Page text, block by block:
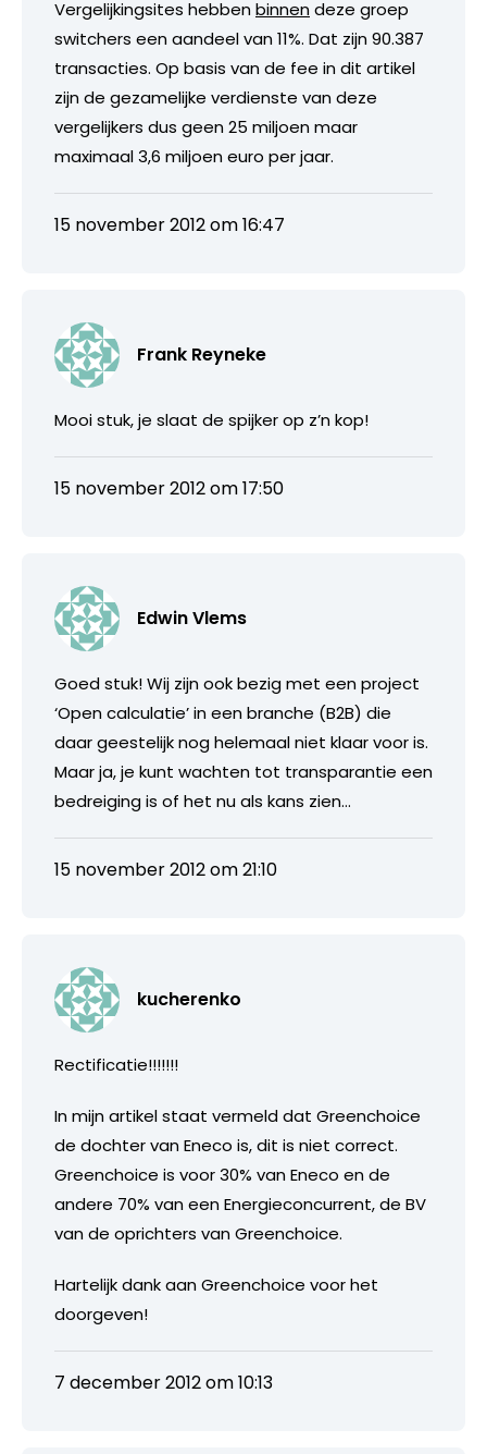
Vergelijkingsites hebbenbinnendeze groep
switchers een aandeel van 11%. Dat zijn 90.387
transacties. Op basis van de fee in dit artikel
zijn de gezamelijke verdienste van deze
vergelijkers dus geen 25 miljoen maar
maximaal 3,6 miljoen euro per jaar.
15 november 2012 om 16:47
Frank Reyneke
Mooi stuk, je slaat de spijker op z’n kop!
15 november 2012 om 17:50
Edwin Vlems
Goed stuk! Wij zijn ook bezig met een project
‘Open calculatie’ in een branche (B2B) die
daar geestelijk nog helemaal niet klaar voor is.
Maar ja, je kunt wachten tot transparantie een
bedreiging is of het nu als kans zien…
15 november 2012 om 21:10
kucherenko
Rectificatie!!!!!!!
In mijn artikel staat vermeld dat Greenchoice
de dochter van Eneco is, dit is niet correct.
Greenchoice is voor 30% van Eneco en de
andere 70% van een Energieconcurrent, de BV
van de oprichters van Greenchoice.
Hartelijk dank aan Greenchoice voor het
doorgeven!
7 december 2012 om 10:13